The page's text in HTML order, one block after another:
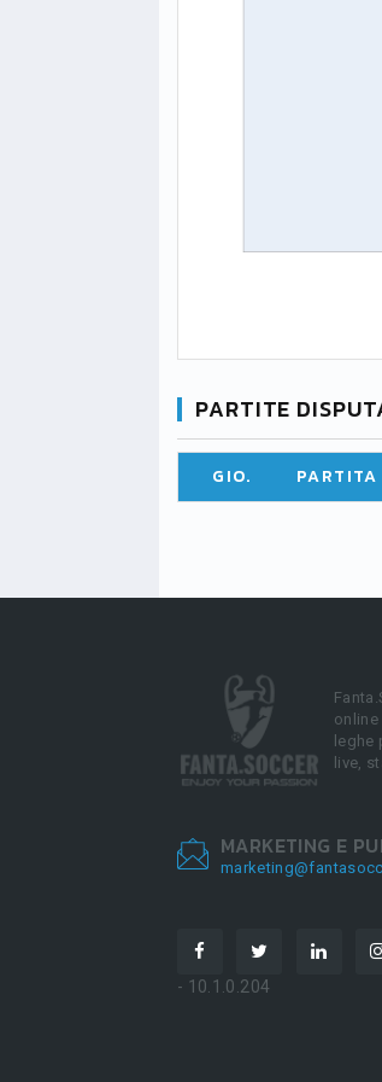
PARTITE
GIO. PARTITA
live,
MARKETING E
- 10.1.0.204